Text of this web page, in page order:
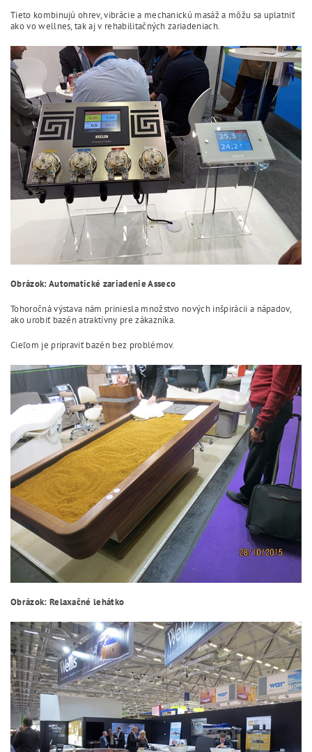
Tieto kombinujú ohrev, vibrácie a mechanickú masáž a môžu sa uplatniť
ako vo wellnes, tak aj v rehabilitačných zariadeniach.
Obrázok: Automatické zariadenie Asseco
Tohoročná výstava nám priniesla množstvo nových inšpirácii a nápadov,
ako urobiť bazén atraktívny pre zákazníka.
Cieľom je pripraviť bazén bez problémov.
Obrázok: Relaxačné lehátko